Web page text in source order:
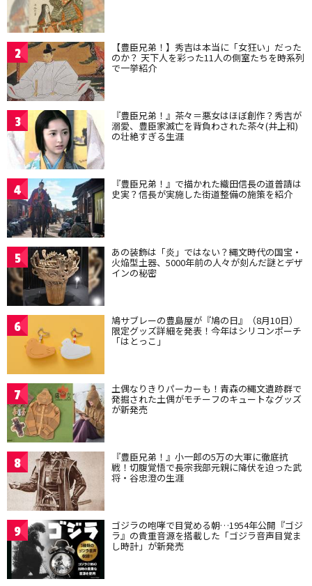
2 【豊臣兄弟！】秀吉は本当に「女狂い」だった
のか？ 天下人を彩った11人の側室たちを時系列
で一挙紹介
3 『豊臣兄弟！』茶々＝悪女はほぼ創作？秀吉が
溺愛、豊臣家滅亡を背負わされた茶々(井上和)
の壮絶すぎる生涯
4 『豊臣兄弟！』で描かれた織田信長の道普請は
史実？信長が実施した街道整備の施策を紹介
5 あの装飾は「炎」ではない？縄文時代の国宝・
火焔型土器、5000年前の人々が刻んだ謎とデザ
インの秘密
6 鳩サブレーの豊島屋が『鳩の日』（8月10日）
限定グッズ詳細を発表！今年はシリコンポーチ
「はとっこ」
7 土偶なりきりパーカーも！青森の縄文遺跡群で
発掘された土偶がモチーフのキュートなグッズ
が新発売
8 『豊臣兄弟！』小一郎の5万の大軍に徹底抗
戦！切腹覚悟で長宗我部元親に降伏を迫った武
将・谷忠澄の生涯
9 ゴジラの咆哮で目覚める朝…1954年公開『ゴジ
ラ』の貴重音源を搭載した「ゴジラ音声目覚ま
し時計」が新発売